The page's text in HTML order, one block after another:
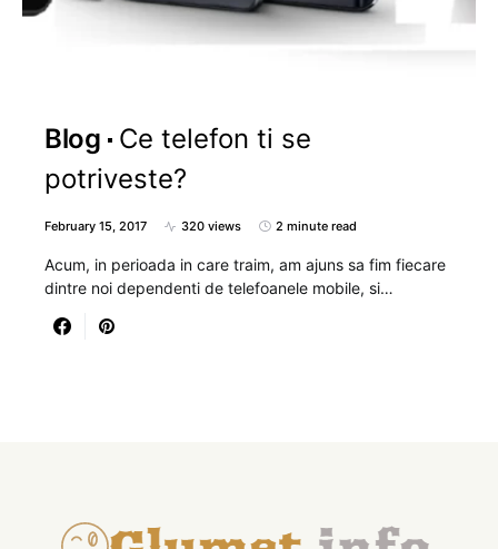
Blog
Ce telefon ti se
potriveste?
February 15, 2017 320 views 2 minute read
Acum, in perioada in care traim, am ajuns sa fim fiecare
dintre noi dependenti de telefoanele mobile, si…